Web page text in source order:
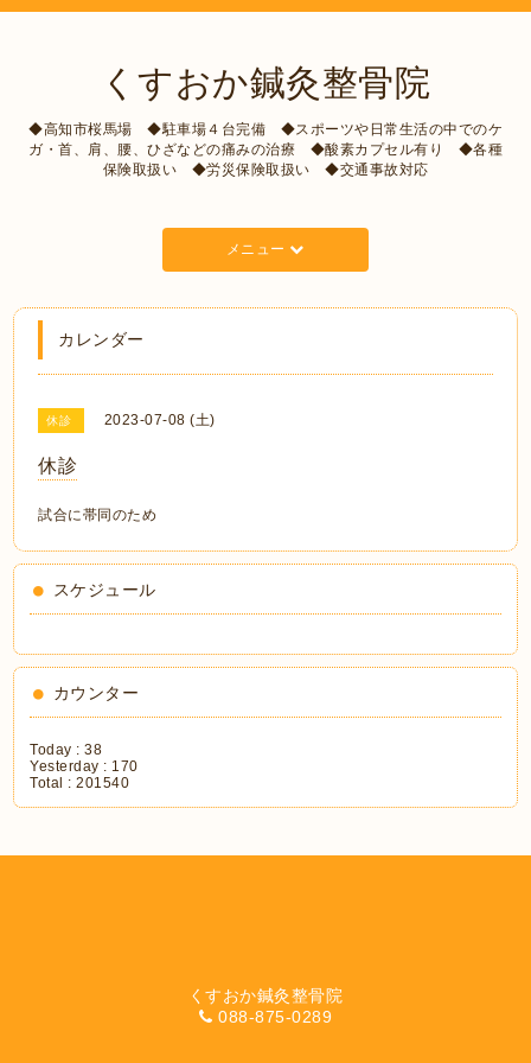
くすおか鍼灸整骨院
◆高知市桜馬場 ◆駐車場４台完備 ◆スポーツや日常生活の中でのケ
ガ・首、肩、腰、ひざなどの痛みの治療 ◆酸素カプセル有り ◆各種
保険取扱い ◆労災保険取扱い ◆交通事故対応
メニュー
カレンダー
休診 2023-07-08 (土)
休診
試合に帯同のため
スケジュール
カウンター
Today :38
Yesterday : 170
Total :201540
くすおか鍼灸整骨院
088-875-0289